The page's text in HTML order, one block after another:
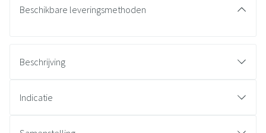
Beschikbare leveringsmethoden
Beschrijving
Indicatie